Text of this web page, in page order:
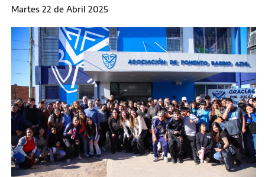
Martes 22 de Abril 2025